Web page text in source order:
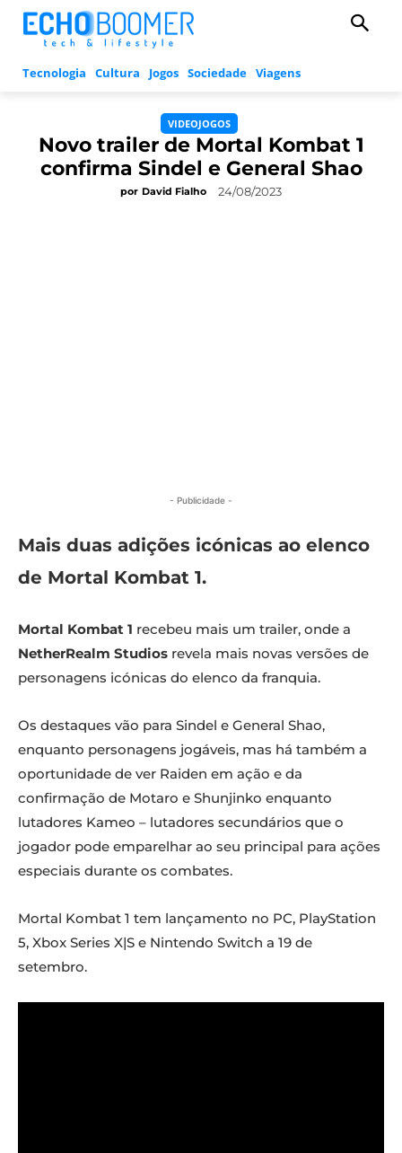
Tecnologia Cultura Jogos Sociedade Viagens
VIDEOJOGOS
Novo trailer de Mortal Kombat 1
confirma Sindel e General Shao
por David Fialho 24/08/2023
- Publicidade -
Mais duas adições icónicas ao elenco
de Mortal Kombat 1.
Mortal Kombat 1 recebeu mais um trailer, onde a
NetherRealm Studios revela mais novas versões de
personagens icónicas do elenco da franquia.
Os destaques vão para Sindel e General Shao,
enquanto personagens jogáveis, mas há também a
oportunidade de ver Raiden em ação e da
confirmação de Motaro e Shunjinko enquanto
lutadores Kameo – lutadores secundários que o
jogador pode emparelhar ao seu principal para ações
especiais durante os combates.
Mortal Kombat 1 tem lançamento no PC, PlayStation
5, Xbox Series X|S e Nintendo Switch a 19 de
setembro.